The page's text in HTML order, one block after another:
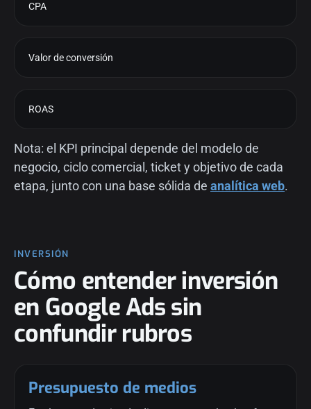
CPA
Valor de conversión
ROAS
Nota: el KPI principal depende del modelo de
negocio, ciclo comercial, ticket y objetivo de cada
etapa, junto con una base sólida de analítica web.
INVERSIÓN
Cómo entender inversión
en Google Ads sin
confundir rubros
Presupuesto de medios